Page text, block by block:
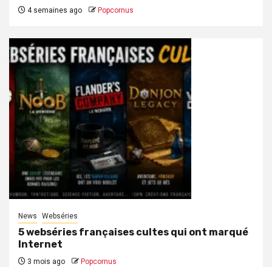
4 semaines ago Popcornus
News Webséries
5 webséries françaises cultes qui ont marqué
Internet
3 mois ago Popcornus